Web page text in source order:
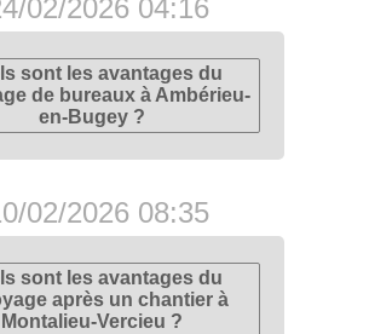
02/2026 04:16
sont les avantages du
de bureaux à Ambérieu-
en-Bugey ?
02/2026 08:35
sont les avantages du
après un chantier à
Montalieu-Vercieu ?